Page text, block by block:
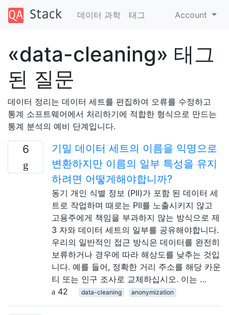
데이터 과학 태그 Account
«data-cleaning» 태그
된 질문
데이터 정리는 데이터 세트를 편집하여 오류를 수정하고
통계 소프트웨어에서 처리하기에 적합한 형식으로 만드는
통계 분석의 예비 단계입니다.
6
기밀 데이터 세트의 이름을 익명으로
변환하지만 이름의 일부 특성을 유지
하려면 어떻게해야합니까?
동기 개인 식별 정보 (PII)가 포함 된 데이터 세
트로 작업하며 때로는 PII를 노출시키지 않고
고용주에게 책임을 부과하지 않는 방식으로 제
3 자와 데이터 세트의 일부를 공유해야합니다.
우리의 일반적인 접근 방식은 데이터를 완전히
보류하거나 경우에 따라 해상도를 낮추는 것입
니다. 예를 들어, 정확한 거리 주소를 해당 카운
티 또는 인구 조사로 교체하십시오. 이는 …
42
data-cleaning anonymization